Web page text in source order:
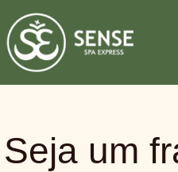
Seja um